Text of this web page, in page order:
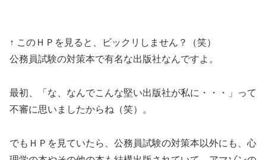
↑ このＨＰを見ると、ビックリしません？（笑）
公務員試験の対策本で有名な出版社なんですよ。
最初、「な、なんでこんな堅い出版社が私に・・・」って
不審に思いましたからね（笑）。
でもＨＰを見ていたら、公務員試験の対策本以外にも、心